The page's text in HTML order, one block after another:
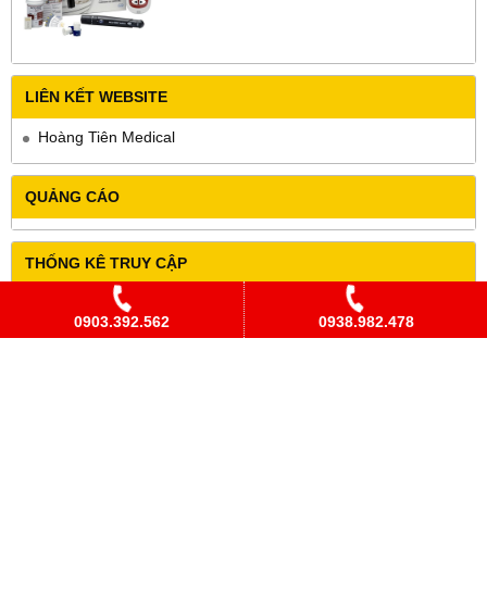
LIÊN KẾT WEBSITE
Hoàng Tiên Medical
QUẢNG CÁO
THỐNG KÊ TRUY CẬP
Đang online
Hôm nay
252
0903.392.562 0938.982.478